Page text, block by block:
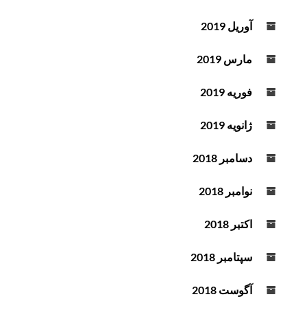
آوریل 2019
مارس 2019
فوریه 2019
ژانویه 2019
دسامبر 2018
نوامبر 2018
اکتبر 2018
سپتامبر 2018
آگوست 2018